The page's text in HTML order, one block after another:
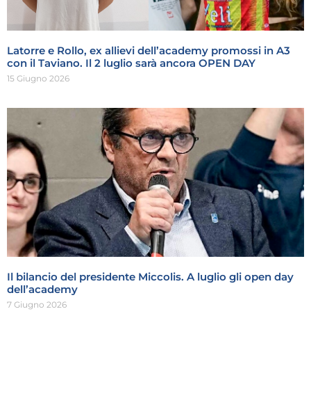
Latorre e Rollo, ex allievi dell’academy promossi in A3
con il Taviano. Il 2 luglio sarà ancora OPEN DAY
15 Giugno 2026
Il bilancio del presidente Miccolis. A luglio gli open day
dell’academy
7 Giugno 2026